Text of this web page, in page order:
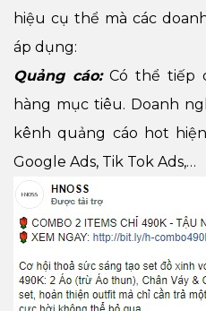
hiệu cụ thể mà các
áp dụng:
Quảng cáo:Có thể tiếp
hàng mục tiêu. Doanh
kênh quảng cáo hot
Google Ads, Tik Tok Ads,…